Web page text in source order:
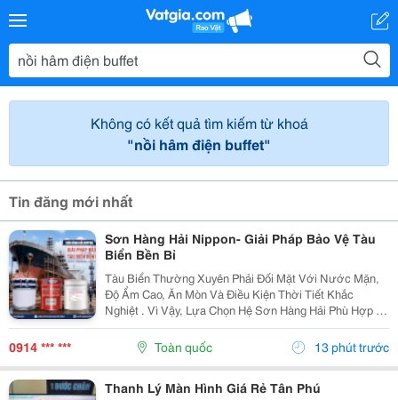
Không có kết quả tìm kiếm từ khoá
"nồi hâm điện buffet"
Tin đăng mới nhất
Sơn Hàng Hải Nippon- Giải Pháp Bảo Vệ Tàu
Biển Bền Bỉ
Tàu Biển Thường Xuyên Phải Đối Mặt Với Nước Mặn,
Độ Ẩm Cao, Ăn Mòn Và Điều Kiện Thời Tiết Khắc
Nghiệt . Vì Vậy, Lựa Chọn Hệ Sơn Hàng Hải Phù Hợp Là
Yếu Tố Quan Trọng Giúp Bảo Vệ Bề Mặt Và Nâng Cao
Độ Bền Công Trình. Sơn Hàng Hải Nippon Được Ứng...
0914 *** *** Toàn quốc 13 phút trước
Thanh Lý Màn Hình Giá Rẻ Tân Phú